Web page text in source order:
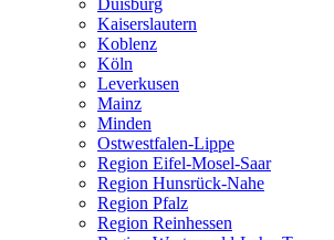
Duisburg
Kaiserslautern
Koblenz
Köln
Leverkusen
Mainz
Minden
Ostwestfalen-Lippe
Region Eifel-Mosel-Saar
Region Hunsrück-Nahe
Region Pfalz
Region Reinhessen